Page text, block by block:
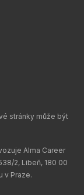
stránky může být
Alma Career
2, Libeň, 180 00
v Praze.